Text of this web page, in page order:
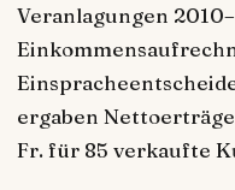
Veranlagungen
ergaben
Fr. für 85 verkaufte